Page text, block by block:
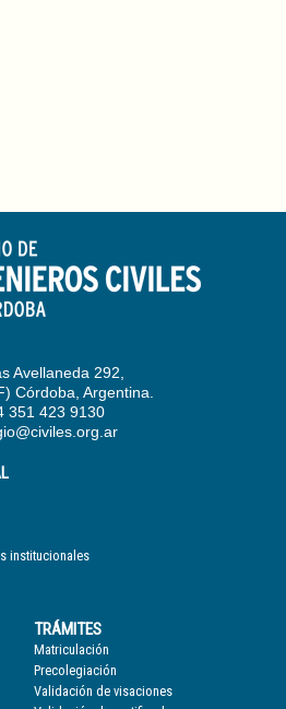
Avellaneda 292,
Córdoba, Argentina.
351 423 9130
institucionales
TRÁMITES
Matriculación
Precolegiación
Validación de visaciones